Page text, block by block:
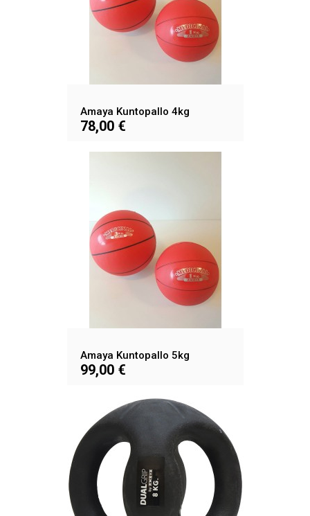
Amaya Kuntopallo 4kg
78,00 €
Amaya Kuntopallo 5kg
99,00 €